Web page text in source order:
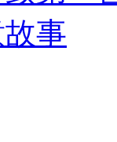
事